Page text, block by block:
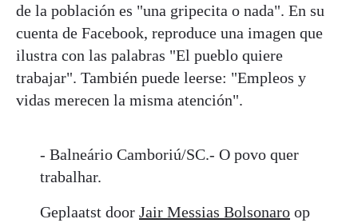
de la población es "una gripecita o nada". En su
cuenta de Facebook, reproduce una imagen que
ilustra con las palabras "El pueblo quiere
trabajar". También puede leerse: "Empleos y
vidas merecen la misma atención".
- Balneário Camboriú/SC.- O povo quer
trabalhar.
Geplaatst door Jair Messias Bolsonaro op